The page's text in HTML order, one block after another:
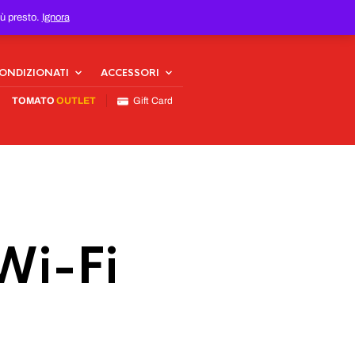
presto. Ignora
ACCESSORI
TOMATO OUTLET Gift Card
Fi